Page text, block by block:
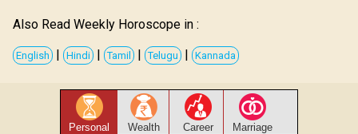
Also Read Weekly Horoscope in :
English | Hindi | Tamil | Telugu | Kannada
Personal Wealth Career Marriage